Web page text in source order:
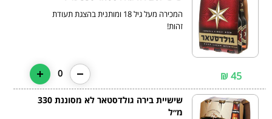
המכירה מעל גיל 18 ומותנית בהצגת תעודת
זהות!
45 ₪
0
שישיית בירה גולדסטאר לא מסוננת 330
מ״ל